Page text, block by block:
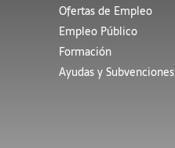
Ofertas de Empleo
Empleo Público
Formación
Ayudas y Subvenciones